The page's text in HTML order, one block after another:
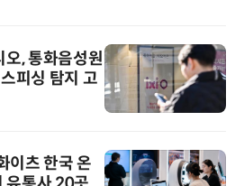
오, 통화음성원
피싱 탐지 고
이츠 한국 온